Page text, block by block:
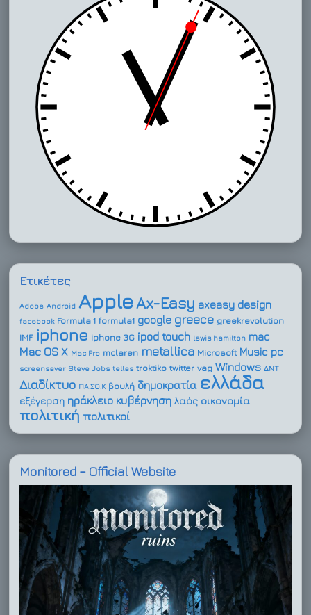
Ετικέτες
Adobe Android AppleAx-Easy axeasy design
facebook Formula 1 formula1 google greece greekrevolution
IMF iphone iphone 3G ipod touch lewis hamilton mac
Mac OS X Mac Pro mclaren metallica Microsoft Music pc
screensaver Steve Jobs tellas troktiko twitter vag Windows ΔΝΤ
Διαδίκτυο ΠΑ.ΣΟ.Κ βουλή δημοκρατία ελλάδα
εξέγερση ηράκλειο κυβέρνηση λαός οικονομία
πολιτική πολιτικοί
Monitored – Official Website